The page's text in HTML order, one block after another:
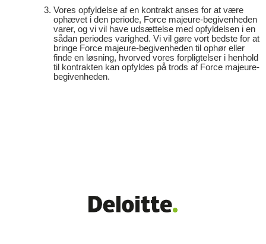
Vores opfyldelse af en kontrakt anses for at være
ophævet i den periode, Force majeure-begivenheden
varer, og vi vil have udsættelse med opfyldelsen i en
sådan periodes varighed. Vi vil gøre vort bedste for at
bringe Force majeure-begivenheden til ophør eller
finde en løsning, hvorved vores forpligtelser i henhold
til kontrakten kan opfyldes på trods af Force majeure-
begivenheden.